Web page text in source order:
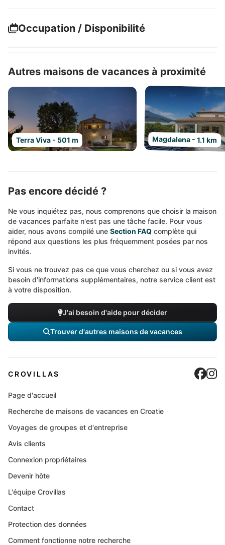
Occupation / Disponibilité
Autres maisons de vacances à proximité
Terra Viva - 501 m Magdalena - 1.1 km
Pas encore décidé ?
Ne vous inquiétez pas, nous comprenons que choisir la maison
de vacances parfaite n'est pas une tâche facile. Pour vous
aider, nous avons compilé une Section FAQ complète qui
répond aux questions les plus fréquemment posées par nos
invités.
Si vous ne trouvez pas ce que vous cherchez ou si vous avez
besoin d'informations supplémentaires, notre service client est
à votre disposition.
J'ai besoin d'aide pour décider
Trouver d'autres maisons de vacances
CROVILLAS
Page d'accueil
Recherche de maisons de vacances en Croatie
Voyages de groupes et d'entreprise
Avis clients
Connexion propriétaires
Devenir hôte
L'équipe Crovillas
Contact
Protection des données
Comment fonctionne notre recherche